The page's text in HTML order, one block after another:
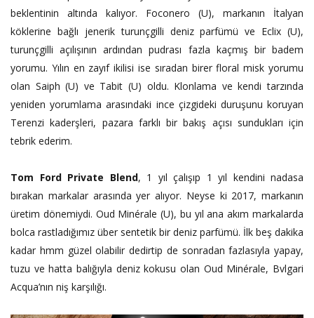
beklentinin altında kalıyor. Foconero (U), markanın İtalyan
köklerine bağlı jenerik turunçgilli deniz parfümü ve Eclix (U),
turunçgilli açılışının ardından pudrası fazla kaçmış bir badem
yorumu. Yılın en zayıf ikilisi ise sıradan birer floral misk yorumu
olan Saiph (U) ve Tabit (U) oldu. Klonlama ve kendi tarzında
yeniden yorumlama arasındaki ince çizgideki duruşunu koruyan
Terenzi kaderşleri, pazara farklı bir bakış açısı sundukları için
tebrik ederim.
Tom Ford Private Blend, 1 yıl çalışıp 1 yıl kendini nadasa
bırakan markalar arasında yer alıyor. Neyse ki 2017, markanın
üretim dönemiydi. Oud Minérale (U), bu yıl ana akım markalarda
bolca rastladığımız über sentetik bir deniz parfümü. İlk beş dakika
kadar hmm güzel olabilir dedirtip de sonradan fazlasıyla yapay,
tuzu ve hatta balığıyla deniz kokusu olan Oud Minérale, Bvlgari
Acqua’nın niş karşılığı.